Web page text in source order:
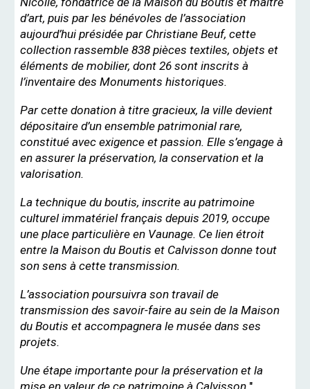
d’art, puis par les bénévoles de l’association
aujourd’hui présidée par Christiane Beuf, cette
collection rassemble 838 pièces textiles, objets et
éléments de mobilier, dont 26 sont inscrits à
l’inventaire des Monuments historiques.
Par cette donation à titre gracieux, la ville devient
dépositaire d’un ensemble patrimonial rare,
constitué avec exigence et passion. Elle s’engage à
en assurer la préservation, la conservation et la
valorisation.
La technique du boutis, inscrite au patrimoine
culturel immatériel français depuis 2019, occupe
une place particulière en Vaunage. Ce lien étroit
entre la Maison du Boutis et Calvisson donne tout
son sens à cette transmission.
L’association poursuivra son travail de
transmission des savoir-faire au sein de la Maison
du Boutis et accompagnera le musée dans ses
projets.
Une étape importante pour la préservation et la
mise en valeur de ce patrimoine à Calvisson. "